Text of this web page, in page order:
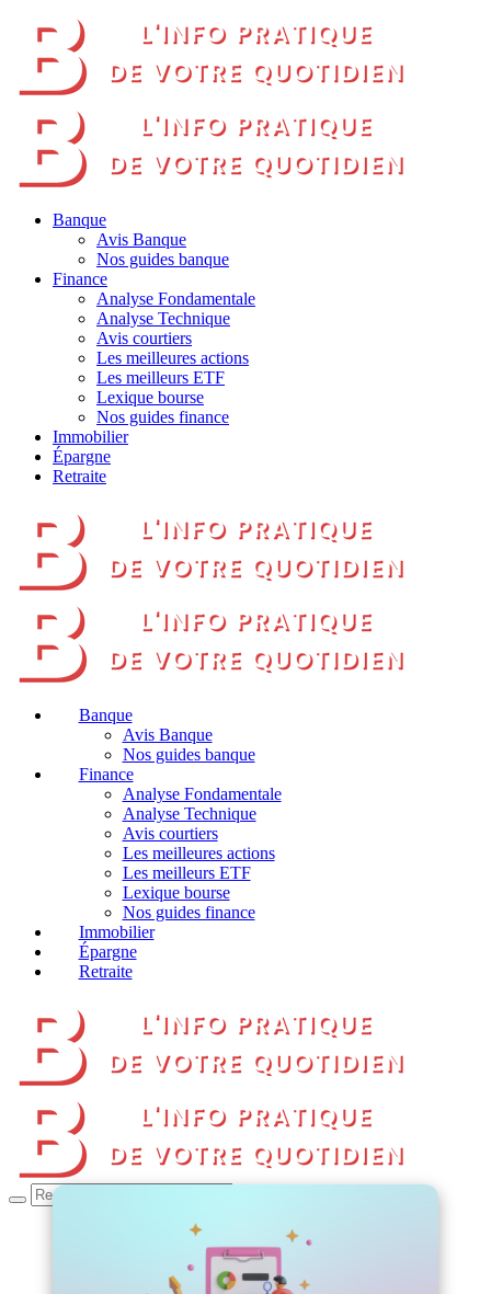
Banque
Avis Banque
Nos guides banque
Finance
Analyse Fondamentale
Analyse Technique
Avis courtiers
Les meilleures actions
Les meilleurs ETF
Lexique bourse
Nos guides finance
Immobilier
Épargne
Retraite
Banque
Avis Banque
Nos guides banque
Finance
Analyse Fondamentale
Analyse Technique
Avis courtiers
Les meilleures actions
Les meilleurs ETF
Lexique bourse
Nos guides finance
Immobilier
Épargne
Retraite